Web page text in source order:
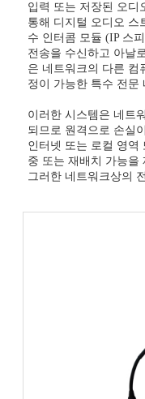
입력 또는 저장된 오디
통해 디지털 오디오 스
수 인터콤 모듈 (IP 스
전송을 수신하고 아날
은 네트워크의 다른 컴
정이 가능한 특수 전문
이러한 시스템은 네트
되므로 원격으로 손실
인터넷 또는 로컬 영역
중 또는 재배치 가능을
그러한 네트워크상의